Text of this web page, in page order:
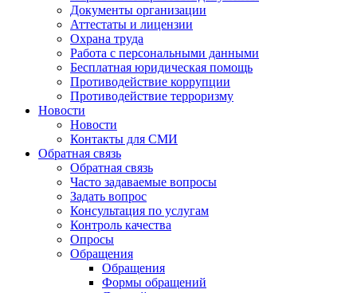
Документы организации
Аттестаты и лицензии
Охрана труда
Работа с персональными данными
Бесплатная юридическая помощь
Противодействие коррупции
Противодействие терроризму
Новости
Новости
Контакты для СМИ
Обратная связь
Обратная связь
Часто задаваемые вопросы
Задать вопрос
Консультация по услугам
Контроль качества
Опросы
Обращения
Обращения
Формы обращений